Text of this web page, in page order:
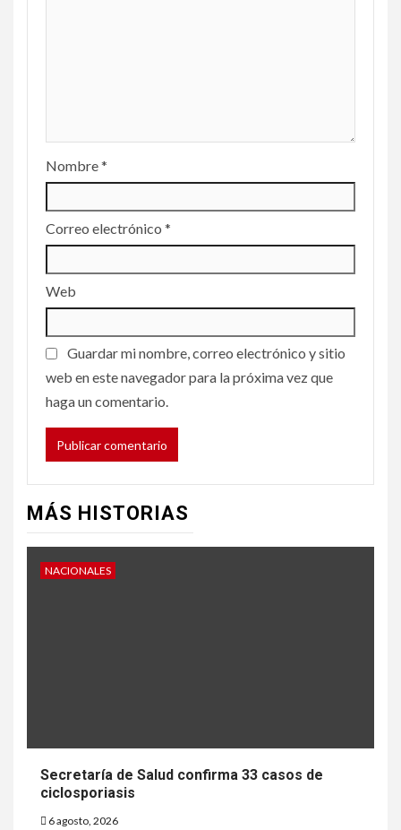
Nombre*
Correo electrónico *
Web
Guardar mi nombre, correo electrónico y sitio
web en este navegador para la próxima vez que
haga un comentario.
MÁS HISTORIAS
NACIONALES
Secretaría de Salud confirma 33 casos de
ciclosporiasis
6 agosto, 2026